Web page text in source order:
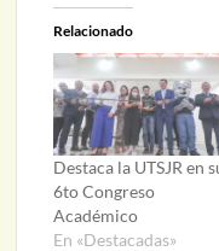
Relacionado
Destaca la UTSJR en
6to Congreso
Académico
En «Destacadas»